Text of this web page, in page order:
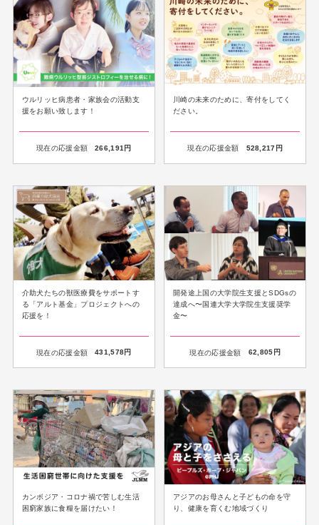
ウルリッヒ病患者・家族会の活動支
援をお願い致します！
現在の応援金額 266,191 円
川崎の未来のために、寄付をしてく
ださい。
現在の応援金額 528,217 円
介助犬たちの獣医療費をサポートす
る「アルト基金」プロジェクトへの
応援を！
現在の応援金額 431,578円
開発途上国の大学院生支援とSDGsの
達成へ〜国連大学大学院生支援奨学
金〜
現在の応援金額 62,805 円
カンボジア・コロナ禍で苦しむ生活
困窮家族に食糧を届けたい！
アジアのお母さんと子どもの命を守
り、健康を育くむ地域づくり